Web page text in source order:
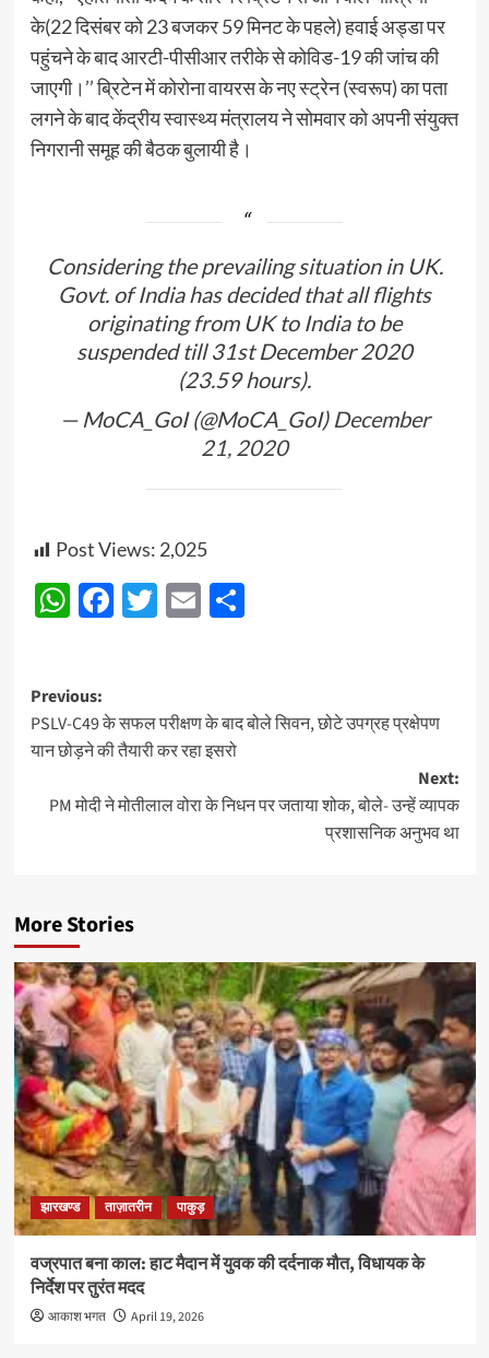
के(22 दिसंबर को 23 बजकर 59 मिनट के पहले) हवाई अड्डा पर
पहुंचने के बाद आरटी-पीसीआर तरीके से कोविड-19 की जांच की
जाएगी।’’ ब्रिटेन में कोरोना वायरस के नए स्ट्रेन (स्वरूप) का पता
लगने के बाद केंद्रीय स्वास्थ्य मंत्रालय ने सोमवार को अपनी संयुक्त
निगरानी समूह की बैठक बुलायी है।
Considering the prevailing situation in UK.
Govt. of India has decided that all flights
originating from UK to India to be
suspended till 31st December 2020
(23.59 hours).
— MoCA_GoI (@MoCA_GoI) December
21, 2020
Post Views: 2,025
WhatsApp
Facebook
Twitter
EmailShare
Post
navigation
Previous:
PSLV-C49 के सफल परीक्षण के बाद बोले सिवन, छोटे उपग्रह प्रक्षेपण
यान छोड़ने की तैयारी कर रहा इसरो
Next:
PM मोदी ने मोतीलाल वोरा के निधन पर जताया शोक, बोले- उन्हें व्यापक
प्रशासनिक अनुभव था
More Stories
झारखण्ड ताज़ातरीन पाकुड़
वज्रपात बना काल: हाट मैदान में युवक की दर्दनाक मौत, विधायक के
निर्देश पर तुरंत मदद
आकाश भगत April 19, 2026